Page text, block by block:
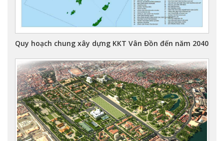
Quy hoạch chung xây dựng KKT Vân Đồn đến năm 2040